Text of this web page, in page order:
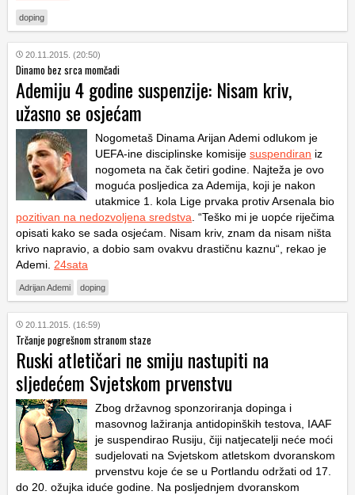
doping
20.11.2015. (20:50)
Dinamo bez srca momčadi
Ademiju 4 godine suspenzije: Nisam kriv,
užasno se osjećam
Nogometaš Dinama Arijan Ademi odlukom je
UEFA-ine disciplinske komisije suspendiran iz
nogometa na čak četiri godine. Najteža je ovo
moguća posljedica za Ademija, koji je nakon
utakmice 1. kola Lige prvaka protiv Arsenala bio
pozitivan na nedozvoljena sredstva . “Teško mi je uopće riječima
opisati kako se sada osjećam. Nisam kriv, znam da nisam ništa
krivo napravio, a dobio sam ovakvu drastičnu kaznu“, rekao je
Ademi. 24sata
Adrijan Ademi doping
20.11.2015. (16:59)
Trčanje pogrešnom stranom staze
Ruski atletičari ne smiju nastupiti na
sljedećem Svjetskom prvenstvu
Zbog državnog sponzoriranja dopinga i
masovnog lažiranja antidopinških testova, IAAF
je suspendirao Rusiju, čiji natjecatelji neće moći
sudjelovati na Svjetskom atletskom dvoranskom
prvenstvu koje će se u Portlandu održati od 17.
do 20. ožujka iduće godine. Na posljednjem dvoranskom